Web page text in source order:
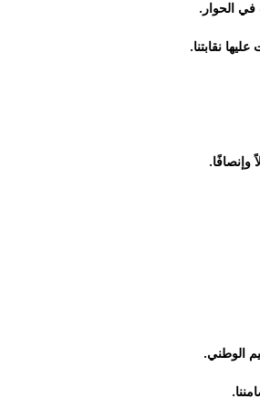
في الحوار .
نقابتنا.
الوطني.
.